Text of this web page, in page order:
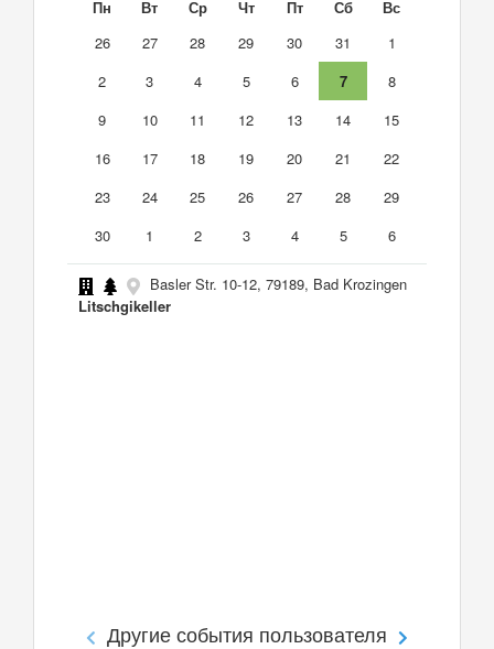
Пн Вт Ср Чт Пт Сб
Вс
26
27 28 29 30 31
1
2
3 4 5 6 7
8
9
10 11 12 13 14
15
16
17 18 19 20 21
22
23
24 25 26 27 28
29
30
1 2 3 4 5 6
Basler Str. 10-12, 79189, Bad Krozingen
Litschgikeller
Другие события пользователя